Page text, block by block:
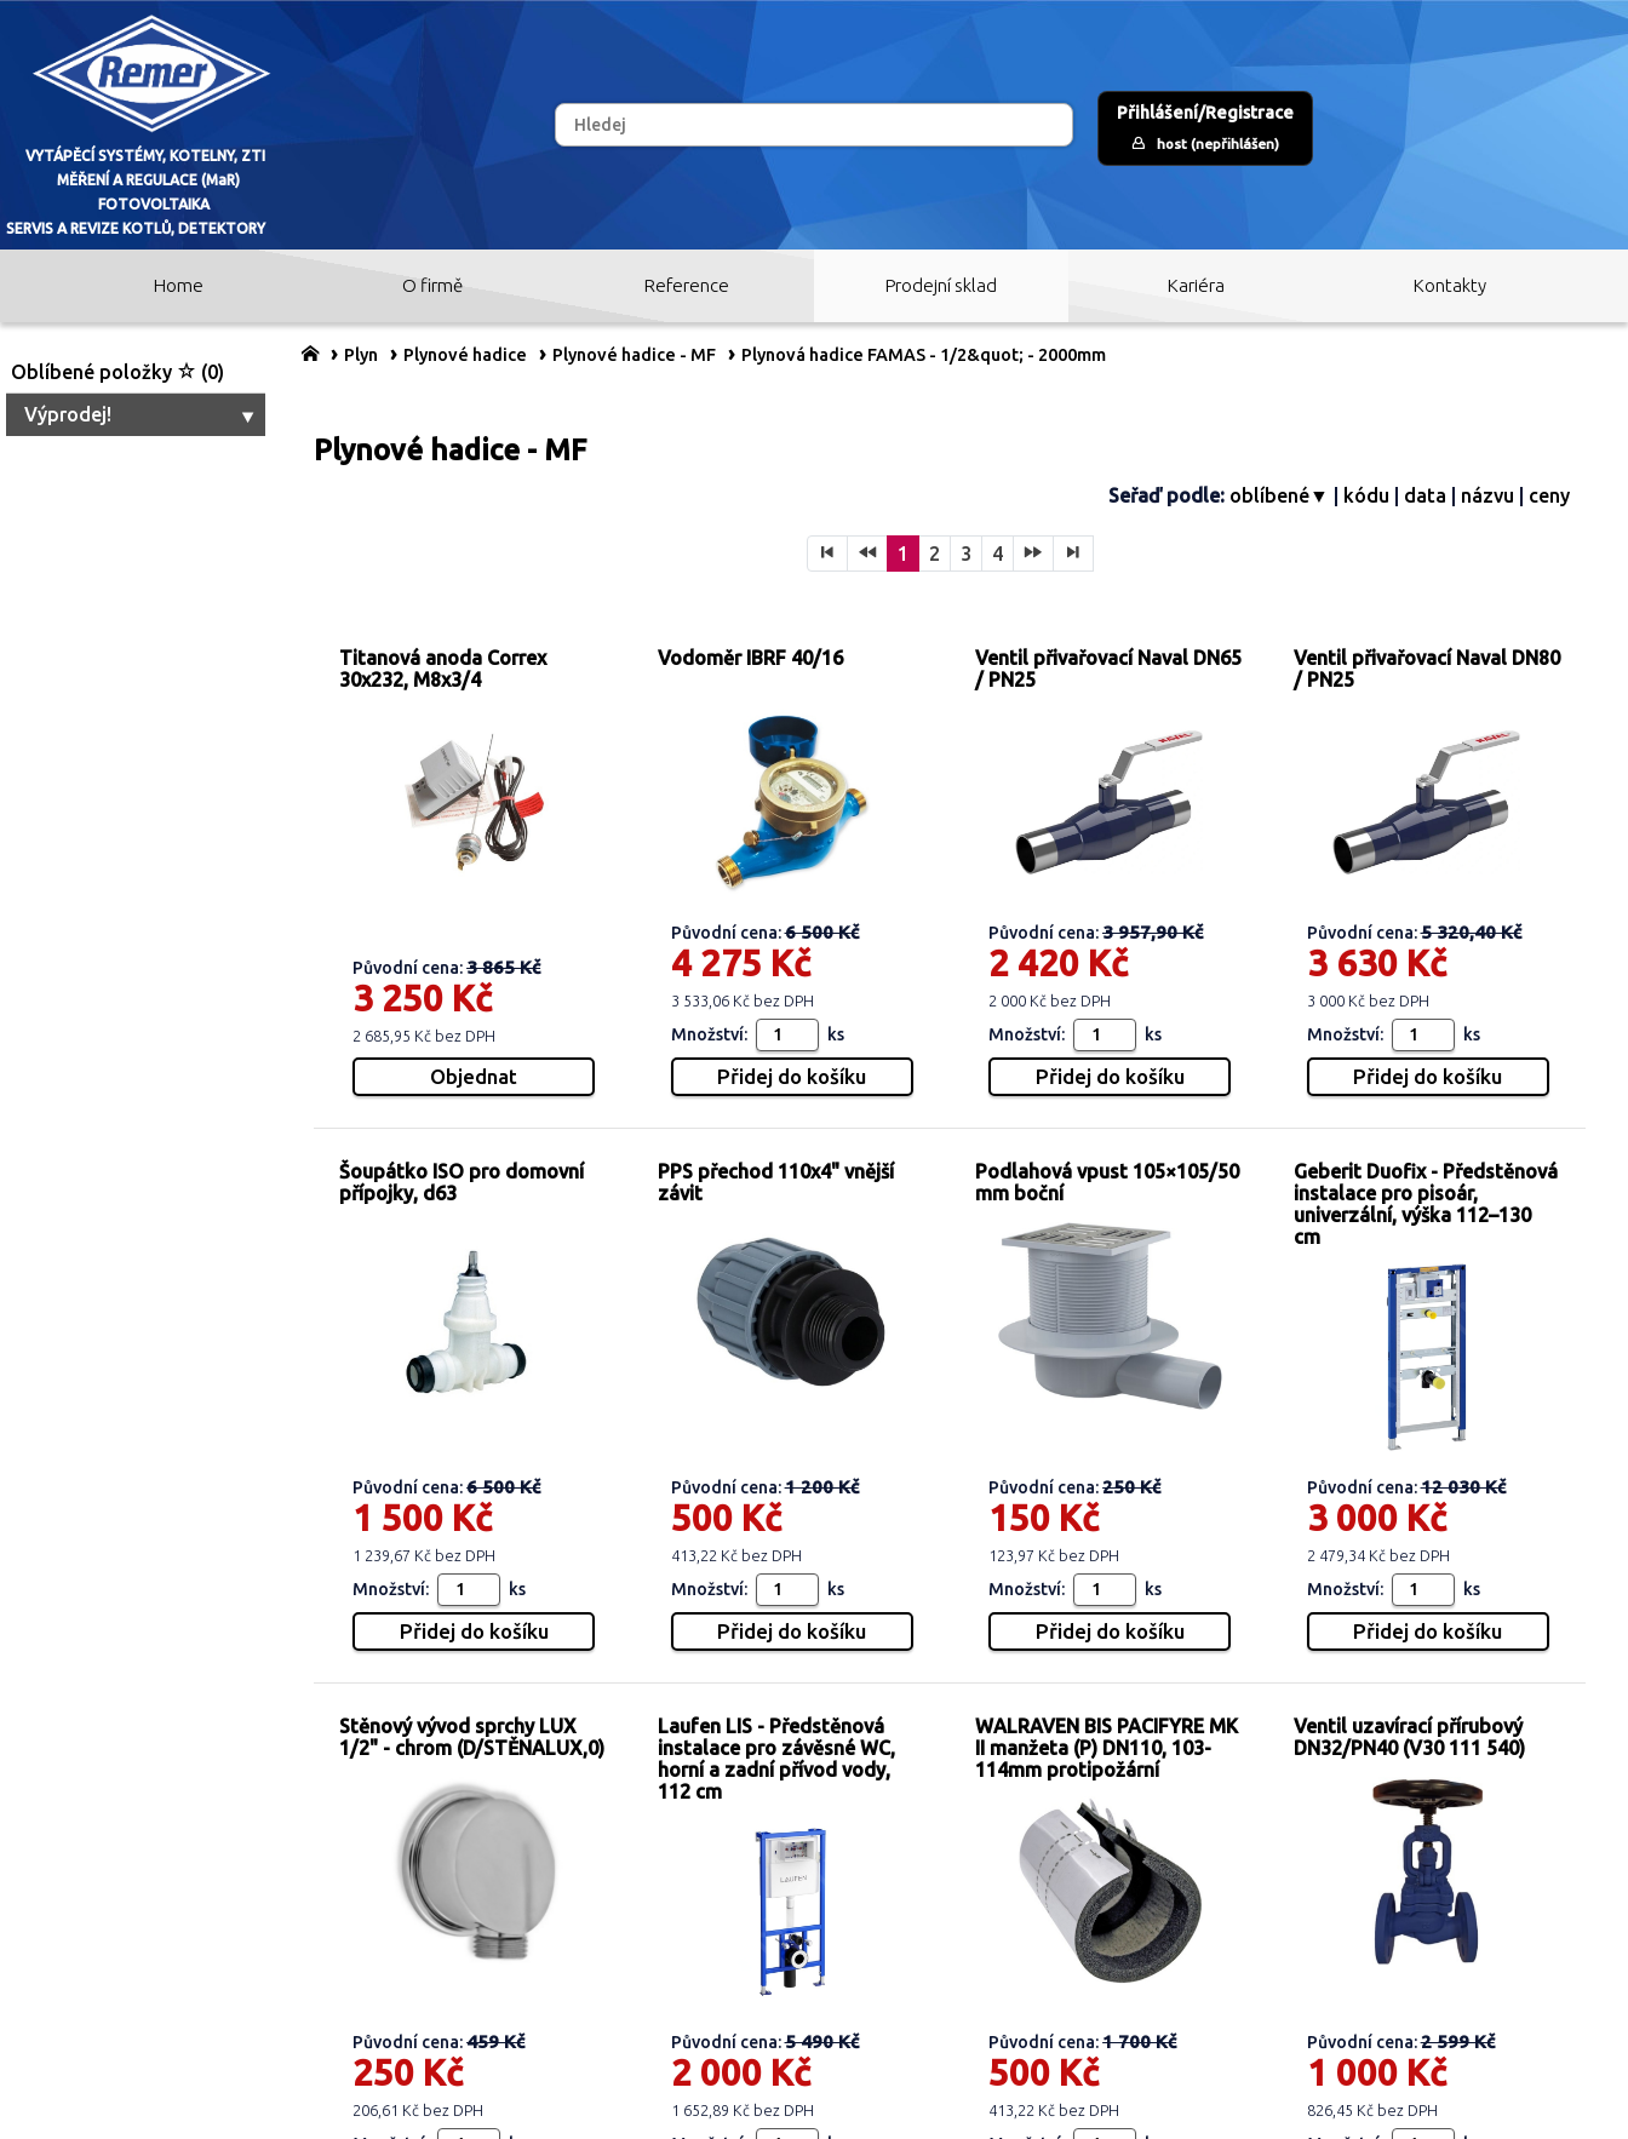
MĚŘENÍ A REGULACE (MaR)
FOTOVOLTAIKA
SERVIS A REVIZE KOTLŮ, DETEKTORY
Přihlášení/Registrace
host (nepřihlášen)
Home O firmě Reference Prodejní sklad Kariéra Kontakty
Oblíbené položky
(0)
Výprodej!
Plyn Plynové hadice Plynové hadice - MF Plynová hadice FAMAS - 1/2&quot; - 2000mm
Plynové hadice - MF
Seřaď podle: oblíbené▼ kódu data názvu ceny
1 2 3 4
Titanová anoda Correx
30x232, M8x3/4
Původní cena:3 865 Kč
3 250 Kč
2 685,95 Kč bez DPH
Vodoměr IBRF 40/16
Původní cena:6 500 Kč
4 275 Kč
3 533,06 Kč bez DPH
Množství: ks
Ventil přivařovací Naval DN65
/ PN25
Původní cena:3 957,90 Kč
2 420 Kč
2 000 Kč bez DPH
Množství: ks
Ventil přivařovací Naval DN80
/ PN25
Původní cena:5 320,40 Kč
3 630 Kč
3 000 Kč bez DPH
Množství: ks
Šoupátko ISO pro domovní
přípojky, d63
Původní cena:6 500 Kč
1 500 Kč
1 239,67 Kč bez DPH
Množství: ks
PPS přechod 110x4" vnější
závit
Původní cena:1 200 Kč
500 Kč
413,22 Kč bez DPH
Množství: ks
Podlahová vpust 105×105/50
mm boční
Původní cena:250 Kč
150 Kč
123,97 Kč bez DPH
Množství: ks
Geberit Duofix - Předstěnová
instalace pro pisoár,
univerzální, výška 112–130
cm
Původní cena:12 030 Kč
3 000 Kč
2 479,34 Kč bez DPH
Množství: ks
Stěnový vývod sprchy LUX
1/2" - chrom (D/STĚNALUX,0)
Původní cena:459 Kč
250 Kč
206,61 Kč bez DPH
Laufen LIS - Předstěnová
instalace pro závěsné WC,
horní a zadní přívod vody,
112 cm
Původní cena:5 490 Kč
2 000 Kč
1 652,89 Kč bez DPH
WALRAVEN BIS PACIFYRE MK
II manžeta (P) DN110, 103-
114mm protipožární
Původní cena:1 700 Kč
500 Kč
413,22 Kč bez DPH
Ventil uzavírací přírubový
DN32/PN40 (V30 111 540)
Původní cena:2 599 Kč
1 000 Kč
826,45 Kč bez DPH